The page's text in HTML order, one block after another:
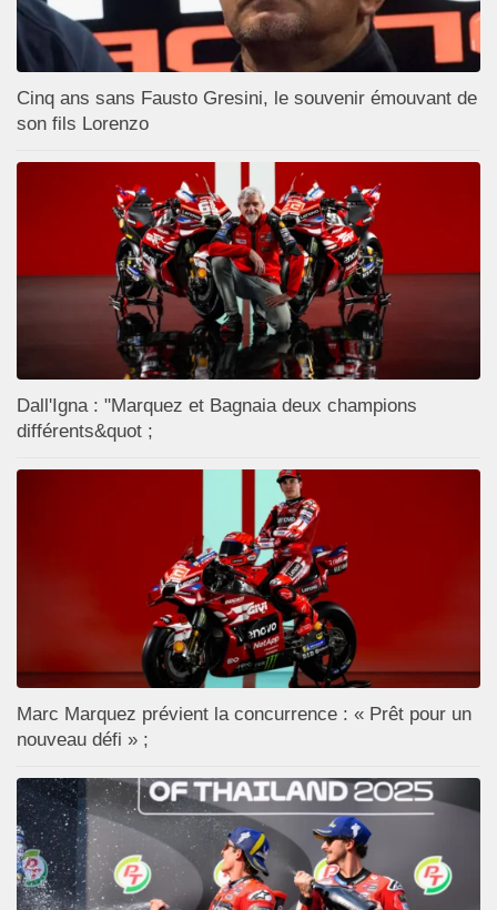
Cinq ans sans Fausto Gresini, le souvenir émouvant de
son fils Lorenzo
Dall'Igna : "Marquez et Bagnaia deux champions
différents&quot ;
Marc Marquez prévient la concurrence : « Prêt pour un
nouveau défi » ;